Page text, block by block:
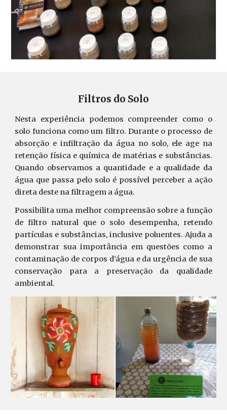
Filtros do Solo
Nesta experiência podemos compreender como o
solo funciona como um filtro. Durante o processo de
absorção e infiltração da água no solo, ele age na
retenção física e química de matérias e substâncias.
Quando observamos a quantidade e a qualidade da
água que passa pelo solo é possível perceber a ação
direta deste na filtragem a água.
Possibilita uma melhor compreensão sobre a função
de filtro natural que o solo desempenha, retendo
partículas e substâncias, inclusive poluentes. Ajuda a
demonstrar sua importância em questões como a
contaminação de corpos d’água e da urgência de sua
conservação para a preservação da qualidade
ambiental.